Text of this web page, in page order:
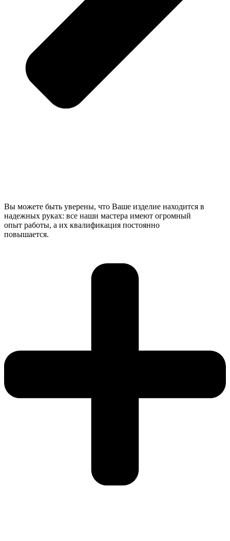
Вы можете быть уверены, что Ваше изделие находится в
надежных руках: все наши мастера имеют огромный
опыт работы, а их квалификация постоянно
повышается.